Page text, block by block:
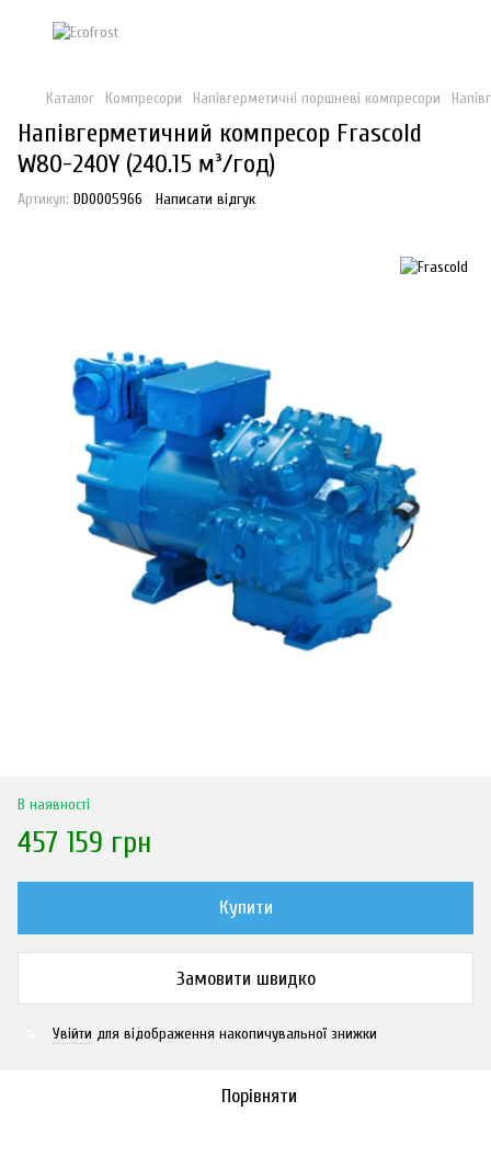
Каталог Компресори Напівгерметичні поршневі компресори
Напівгерметичний компресор Frascold
W80-240Y (240.15 м³/год)
Артикул: DD0005966 Написати відгук
В наявності
457 159 грн
Купити
Замовити швидко
Увійти для відображення накопичувальної знижки
Порівняти